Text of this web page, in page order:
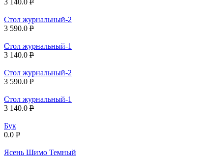
3 140.0 P
Стол журнальный-2
3 590.0 P
Стол журнальный-1
3 140.0 P
Стол журнальный-2
3 590.0 P
Стол журнальный-1
3 140.0 P
Бук
0.0 P
Ясень Шимо Темный